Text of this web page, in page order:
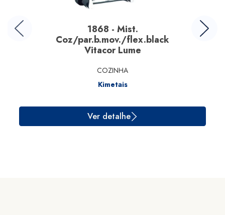
1868 - Mist.
Coz/par.b.mov./flex.black
Vitacor Lume
COZINHA
Kimetais